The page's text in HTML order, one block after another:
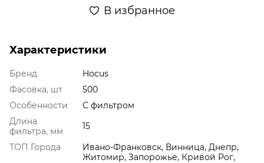
В избранное
Характеристики
Бренд
Hocus
Фасовка, шт
500
Особенности
С фильтром
Длина
фильтра, мм
15
ТОП Города
Ивано-Франковск, Винница, Днепр,
Житомир, Запорожье, Кривой Рог,